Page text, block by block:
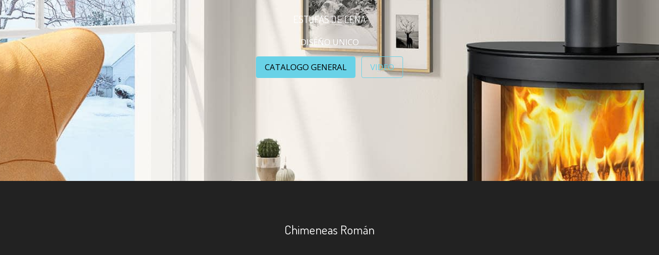
ESTUFAS DE LEÑA
DISEÑO UNICO
CATALOGO GENERAL VIDEO
Chimeneas Román